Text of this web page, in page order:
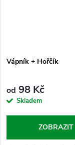
Vápník + Hořčík
od 98 Kč
Skladem
ZOBRAZIT